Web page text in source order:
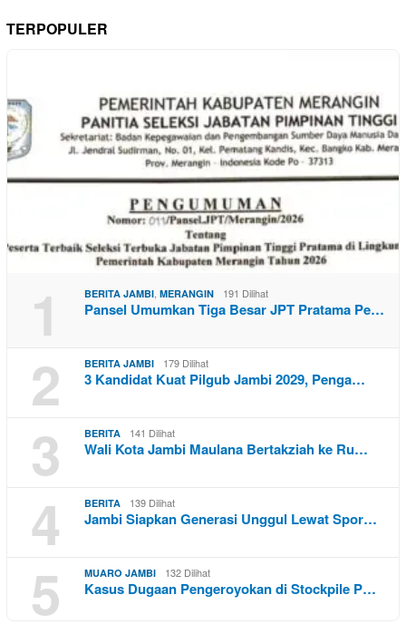
TERPOPULER
1 BERITA JAMBI, MERANGIN 191 Dilihat
Pansel Umumkan Tiga Besar JPT Pratama Pe…
2 BERITA JAMBI 179 Dilihat
3 Kandidat Kuat Pilgub Jambi 2029, Penga…
3 BERITA 141 Dilihat
Wali Kota Jambi Maulana Bertakziah ke Ru…
4 BERITA 139 Dilihat
Jambi Siapkan Generasi Unggul Lewat Spor…
5 MUARO JAMBI 132 Dilihat
Kasus Dugaan Pengeroyokan di Stockpile P…